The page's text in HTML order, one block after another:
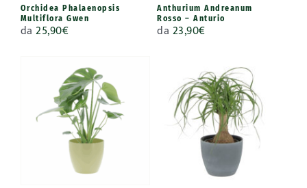
Orchidea Phalaenopsis
Multiflora Gwen
da25,90€
Anthurium Andreanum
Rosso – Anturio
da 23,90€